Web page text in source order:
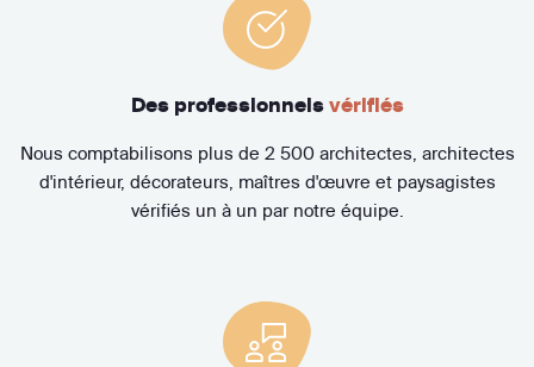
Des professionnels vérifiés
Nous comptabilisons plus de 2 500 architectes, architectes
d'intérieur, décorateurs, maîtres d'œuvre et paysagistes
vérifiés un à un par notre équipe.